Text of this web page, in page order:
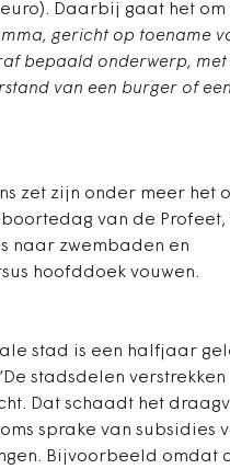
Daarbij gaat het om
gericht op toename
bepaald onderwerp, met
van een burger of
zet zijn onder meer het
van de Profeet,
naar zwembaden en
hoofddoek vouwen.
stad is een halfjaar
stadsdelen verstrekken
Dat schaadt het
sprake van subsidies
Bijvoorbeeld omdat